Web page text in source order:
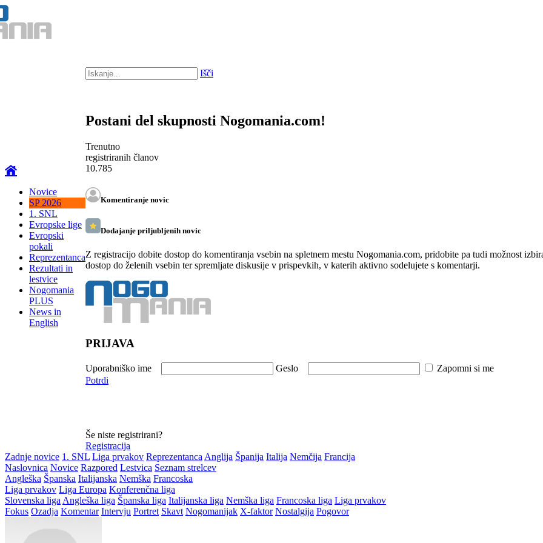
Novice
SP 2026
1. SNL
Evropske lige
Evropski
pokali
Reprezentanca
Rezultati in
lestvice
Nogomania
PLUS
News in
English
Išči
Postani del skupnosti Nogomania.com!
Trenutno
registriranih članov
10.785
Komentiranje novic
Dodajanje priljubljenih novic
Z registracijo dobite dostop do komentiranja vsebin na spletnem mestu Nogomania.com, pridobite pa tudi možnost
dostop do želenih vsebin ter spremljate diskusije v prispevkih, v katerih aktivno sodelujete s komentarji.
PRIJAVA
Uporabniško ime Geslo Zapomni si me
Potrdi
Še niste registrirani?
Registracija
Zadnje novice 1. SNL Liga prvakov Reprezentanca Anglija Španija Italija Nemčija Francija
Naslovnica Novice Razpored Lestvica Seznam strelcev
Angleška Španska Italijanska Nemška Francoska
Liga prvakov Liga Europa Konferenčna liga
Slovenska liga Angleška liga Španska liga Italijanska liga Nemška liga Francoska liga Liga prvakov
Fokus Ozadja Komentar Intervju Portret Skavt Nogomanijak X-faktor Nostalgija Pogovor